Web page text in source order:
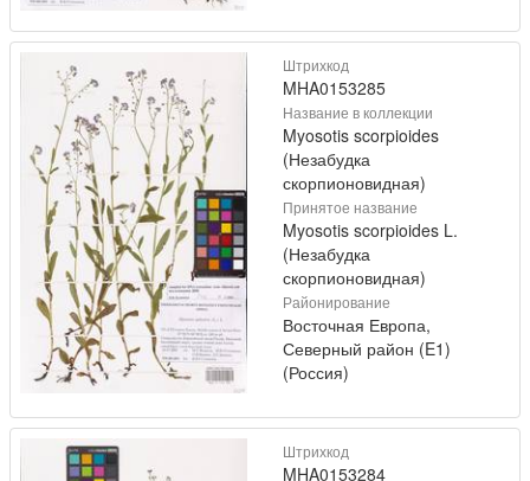
Штрихкод
MHA0153285
Название в коллекции
Myosotis scorpioides
(Незабудка
скорпионовидная)
Принятое название
Myosotis scorpioides L.
(Незабудка
скорпионовидная)
Районирование
Восточная Европа,
Северный район (E1)
(Россия)
Штрихкод
MHA0153284